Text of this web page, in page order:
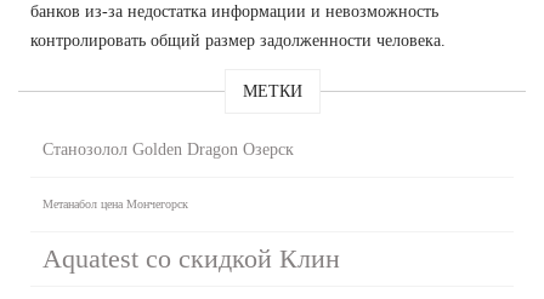
банков из-за недостатка информации и невозможность
контролировать общий размер задолженности человека.
МЕТКИ
Cтанозолол Golden Dragon Озерск
Метанабол цена Мончегорск
Aquatest со скидкой Клин